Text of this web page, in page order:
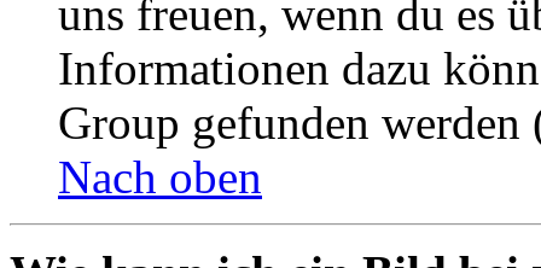
uns freuen, wenn du es
Informationen dazu
Group gefunden
Nach oben